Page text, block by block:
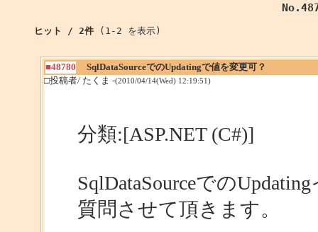
ヒット / 2件 (1-2 を表示)
■48780
SqlDataSourceでのUpdatingで値を変更可？
□投稿者/ たくま -(2010/04/14(Wed) 12:19:51)
分類:[ASP.NET (C#)]
SqlDataSourceでの
質問させて頂きます。